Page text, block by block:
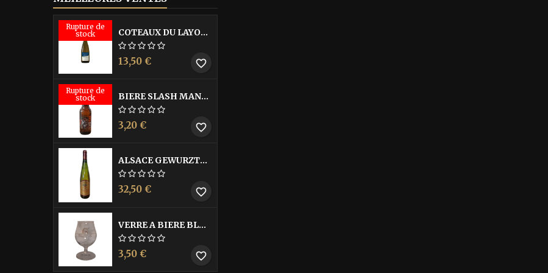
Rupture de
stock
COTEAUX DU LAYON BLANC DME DES BOHUES
13,50 € favorite_border
Rupture de
stock
BIERE SLASH MANGO 33CL
3,20 € favorite_border
ALSACE GEWURZTRAMINER VENDANGES TARDIVES DOMAINE WALTER
32,50 € favorite_border
VERRE A BIERE BLACK BY LICORNE
3,50 € favorite_border